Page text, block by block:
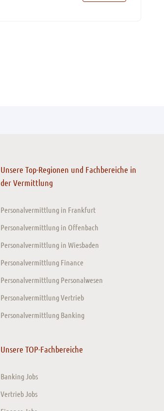
Unsere Top-Regionen und Fachbereiche in
der Vermittlung
Personalvermittlung in Frankfurt
Personalvermittlung in Offenbach
Personalvermittlung in Wiesbaden
Personalvermittlung Finance
Personalvermittlung Personalwesen
Personalvermittlung Vertrieb
Personalvermittlung Banking
Unsere TOP-Fachbereiche
Banking Jobs
Vertrieb Jobs